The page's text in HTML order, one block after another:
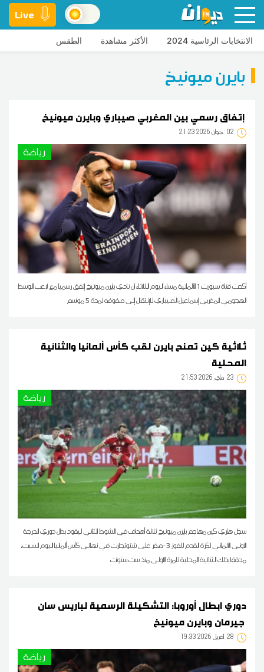
Live
الانتخابات الرئاسية 2024 الأكثر مشاهدة الطقس
بايرن ميونيخ
02 21:23 2026 جوان
رياضة
أكدت قناة سبورت 1 الألمانية مساء اليوم الثلاثاء ان نادي بايرن ميونيخ إتفق رسميا مع لاعب الوسط
الهجومي المغربي إسماعيل الصيباري للإنتقال إلى صفوفه لمدة 5 مواسم
ثلاثية كين تمنح بايرن لقب كأس ألمانيا والثنائية
المحلية
23 21:53 2026 ماي
رياضة
سجل هاري كين مهاجم بايرن ميونيخ ثلاثة أهداف في الشوط الثاني ليقود بطل دوري ​الدرجة
الأولى الألماني لكرة القدم للفوز 3-صفر على شتوتجارت ‌في نهائي كأس ألمانيا اليوم السبت،
محققا بذلك الثنائية المحلية للمرة الأولى منذ ست سنوات
دوري ابطال أوروبا: التشكيلة الرسمية لباريس سان
28 19:33 2026 أفريل
رياضة